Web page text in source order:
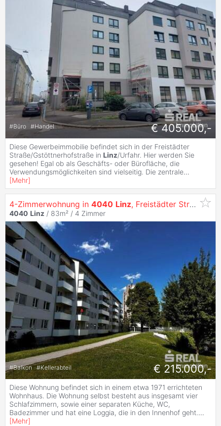
#Büro #Handel € 405.000,-
Diese Gewerbeimmobilie befindet sich in der Freistädter
Straße/Gstöttnerhofstraße in Linz/Urfahr. Hier werden Sie
gesehen! Egal ob als Geschäfts- oder Bürofläche, die
Verwendungsmöglichkeiten sind vielseitig. Die zentrale...
[Mehr]
4-Zimmerwohnung in 4040 Linz, Freistädter Straße 86 Top 4
4040 Linz / 83m² / 4 Zimmer
#Balkon #Kellerabteil € 215.000,-
Diese Wohnung befindet sich in einem etwa 1971 errichteten
Wohnhaus. Die Wohnung selbst besteht aus insgesamt vier
Schlafzimmern, sowie einer separaten Küche, WC,
Badezimmer und hat eine Loggia, die in den Innenhof geht....
[Mehr]